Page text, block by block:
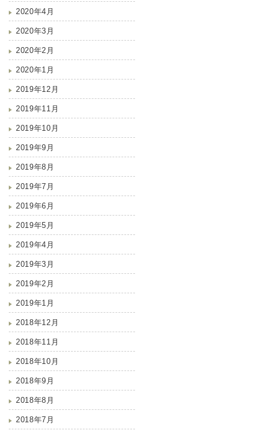
2020年4月
2020年3月
2020年2月
2020年1月
2019年12月
2019年11月
2019年10月
2019年9月
2019年8月
2019年7月
2019年6月
2019年5月
2019年4月
2019年3月
2019年2月
2019年1月
2018年12月
2018年11月
2018年10月
2018年9月
2018年8月
2018年7月